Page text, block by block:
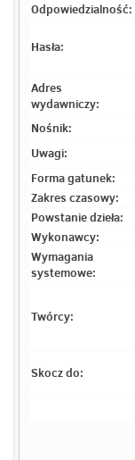
Odpowiedzialność:
Hasła:
Adres
wydawniczy:
Nośnik:
Uwagi:
Forma gatunek:
Zakres czasowy:
Powstanie dzieła:
Wykonawcy:
Wymagania
systemowe:
Twórcy:
Skocz do: